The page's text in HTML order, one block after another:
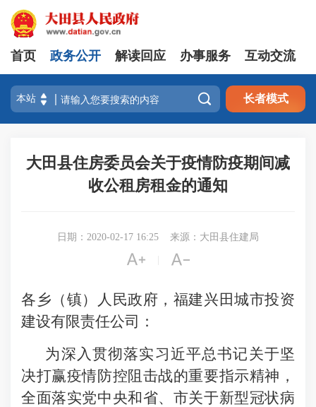
首页 政务公开 解读回应 办事服务 互动交流
 长者模式
大田县住房委员会关于疫情防疫期间减
收公租房租金的通知
日期：2020-02-17 16:25 来源：大田县住建局
 
各乡（镇）人民政府，福建兴田城市投资
建设有限责任公司 ：
为深入贯彻落实习近平总书记关于坚
决打赢疫情防控阻击战的重要指示精神，
全面落实党中央和省、市关于新型冠状病